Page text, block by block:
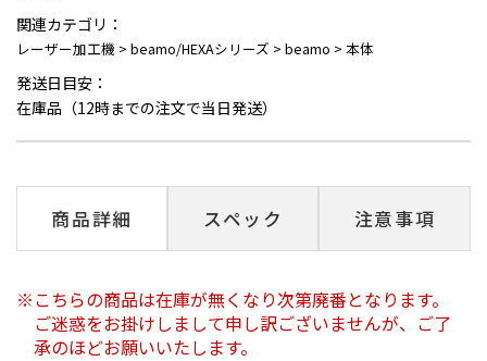
関連カテゴリ：
レーザー加工機 > beamo/HEXAシリーズ > beamo > 本体
発送日目安：
在庫品（12時までの注文で当日発送）
商品詳細 スペック 注意事項
こちらの商品は在庫が無くなり次第廃番となります。
ご迷惑をお掛けしまして申し訳ございませんが、ご了
承のほどお願いいたします。